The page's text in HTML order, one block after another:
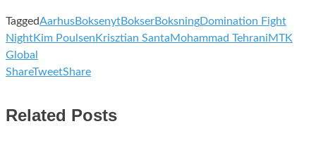
TaggedAarhusBoksenytBokserBoksningDomination Fight
NightKim Poulsen Krisztian SantaMohammad TehraniMTK
Global
ShareTweetShare
Related Posts